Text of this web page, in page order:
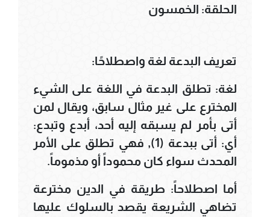
الحلقة: الخمسون
تعريف البدعة لغة واصطلاحًا:
لغة: تطلق البدعة في اللغة على الشيء
المخترع على غير مثال سابق، ويقال لمن
أتى بأمر لم يسبقه إليه أحد، أبدع وتبدع:
أي: أتى ببدعة (1), فهي تطلق على الأمر
المحدث سواء كان محموداً أو مذموماً.
أما اصطلاحاً: طريقة في الدين مخترعة
تضاهي الشريعة يقصد بالسلوك عليها